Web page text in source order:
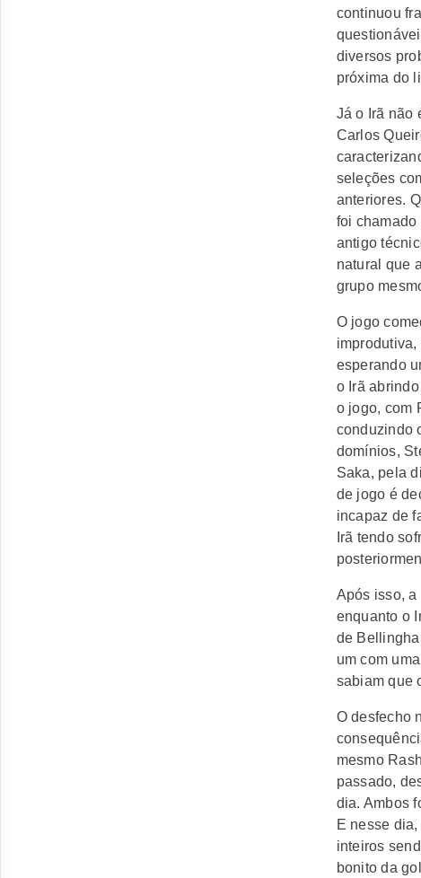
continuou
diversos
próxima do
Já o Irã não
Carlos
seleções
anteriores.
foi chamado
antigo
natural que
grupo
O jogo
esperando
o Irã
o jogo, com
conduzindo
domínios,
Saka, pela
de jogo é
incapaz de
Irã tendo
Após isso, a
enquanto o
de
um com
sabiam que
O desfecho
mesmo
passado,
dia. Ambos
E nesse
inteiros
bonito da